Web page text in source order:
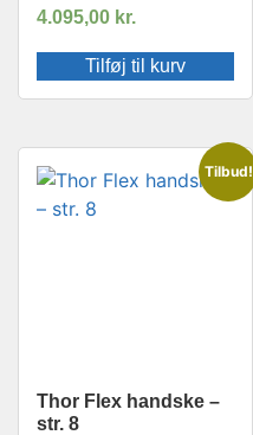
4.095,00 kr.
Tilføj til kurv
Tilbud!
Thor Flex handske –
str. 8